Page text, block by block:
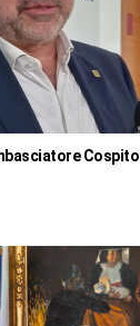
Cospito